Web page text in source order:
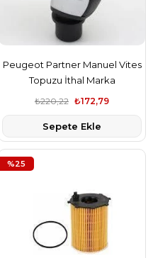
Peugeot Partner Manuel Vites
Topuzu İthal Marka
96738471VV
₺172,79
₺220,22
Sepete Ekle
%25